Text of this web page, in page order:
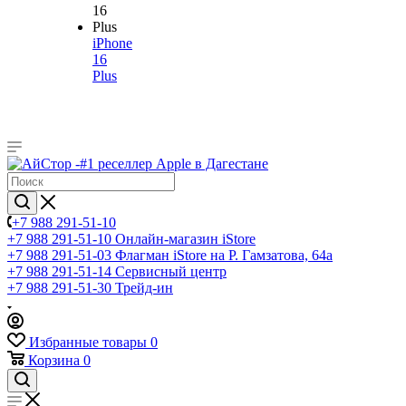
iPhone
16
Plus
+7 988 291-51-10
+7 988 291-51-10 Онлайн-магазин iStore
+7 988 291-51-03 Флагман iStore на Р. Гамзатова, 64а
+7 988 291-51-14 Сервисный центр
+7 988 291-51-30 Трейд-ин
Избранные товары 0
Корзина 0